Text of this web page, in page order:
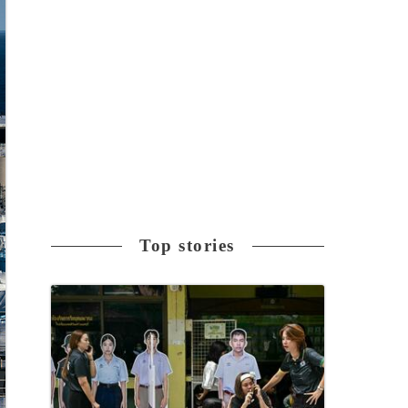
Top stories